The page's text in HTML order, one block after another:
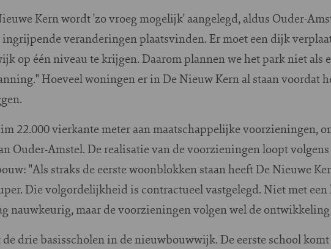
Kern wordt 'zo vroeg mogelijk' aangelegd, aldus Ouder-
ingrijpende veranderingen plaatsvinden. Er moet een dijk
op één niveau te krijgen. Daarom plannen we het park niet als
Hoeveel woningen er in De Nieuw Kern al staan voordat
22.000 vierkante meter aan maatschappelijke voorzieningen,
Ouder-Amstel. De realisatie van de voorzieningen loopt volgens
"Als straks de eerste woonblokken staan heeft De Nieuwe
Die volgordelijkheid is contractueel vastgelegd. Niet met
nauwkeurig, maar de voorzieningen volgen wel de
drie basisscholen in de nieuwbouwwijk. De eerste school